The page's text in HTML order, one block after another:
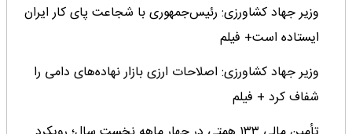
وزیر جهاد کشاورزی: رئیس‌جمهوری با شجاعت پای کار ایران
ایستاده است+ فیلم
وزیر جهاد کشاورزی: اصلاحات ارزی بازار نهاده‌های دامی را
شفاف کرد + فیلم